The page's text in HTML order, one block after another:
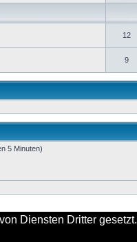
Diensten Dritter gesetzt.
12
9
5 Minuten)